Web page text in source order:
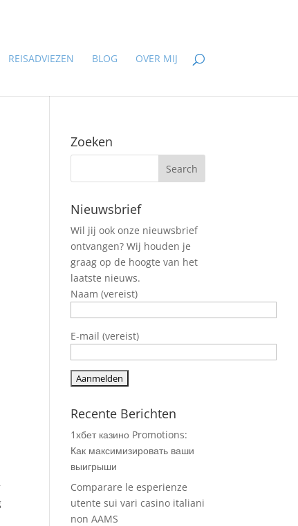
REISADVIEZEN BLOG OVER MIJ
Zoeken
Nieuwsbrief
Wil jij ook onze nieuwsbrief
ontvangen? Wij houden je
graag op de hoogte van het
laatste nieuws.
Naam (vereist)
E-mail (vereist)
Recente Berichten
1хбет казино Promotions:
Как максимизировать ваши
выигрыши
Comparare le esperienze
utente sui vari casino italiani
non AAMS